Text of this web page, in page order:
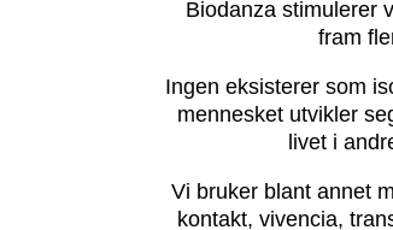
Biodanza stimulerer
fram
Ingen eksisterer som
mennesket utvikler
livet i
Vi bruker blant annet
kontakt, vivencia,